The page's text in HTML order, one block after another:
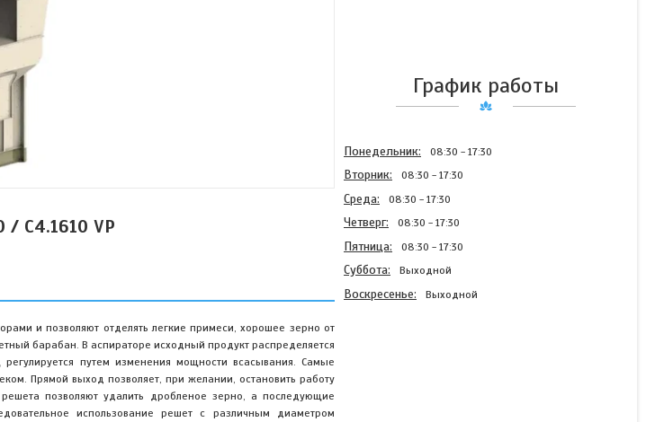
/ C4.1610 VP
и позволяют отделять легкие примеси, хорошее зерно от
барабан. В аспираторе исходный продукт распределяется
путем изменения мощности всасывания. Самые
Прямой выход позволяет, при желании, остановить работу
позволяют удалить дробленое зерно, а последующие
использование решет с различным диаметром
График работы
Понедельник 08:30 17:30
Вторник 08:30 17:30
Среда 08:30 17:30
Четверг 08:30 17:30
Пятница 08:30 17:30
Суббота Выходной
Воскресенье Выходной